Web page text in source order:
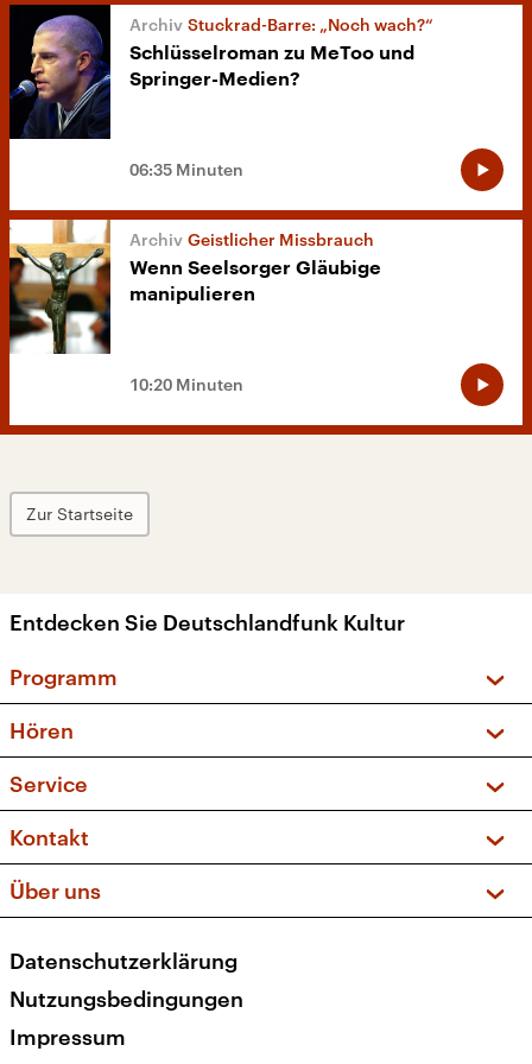
Stuckrad-Barre: „Noch wach?“
Schlüsselroman zu MeToo und
Springer-Medien?
06:35 Minuten
Geistlicher Missbrauch
Wenn Seelsorger Gläubige
manipulieren
10:20 Minuten
Zur Startseite
Entdecken Sie Deutschlandfunk Kultur
Programm
Sendungen und Podcasts
Musikliste
Kakadu – Das Kinderprogramm
Hören
Frequenzen (UKW + DAB+)
Service
FAQ
Apps
Newsletter
Veranstaltungen
Kontakt
Social Media
Über uns
Presse
Karriere
Transparenz
Datenschutzerklärung
Nutzungsbedingungen
Impressum